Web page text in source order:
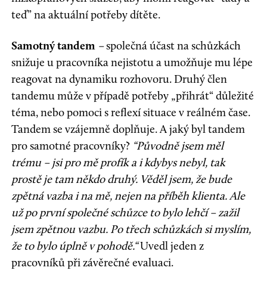
teď” na aktuální potřeby dítěte.
Samotný tandem –společná účast na schůzkách
snižuje u pracovníka nejistotu a umožňuje mu lépe
reagovat na dynamiku rozhovoru. Druhý člen
tandemu může v případě potřeby „přihrát“ důležité
téma, nebo pomoci s reflexí situace v reálném čase.
Tandem se vzájemně doplňuje. A jaký byl tandem
pro samotné pracovníky? “Původně jsem měl
trému – jsi pro mě profík a i kdybys nebyl, tak
prostě je tam někdo druhý. Věděl jsem, že bude
zpětná vazba i na mě, nejen na příběh klienta. Ale
už po první společné schůzce to bylo lehčí – zažil
jsem zpětnou vazbu. Po třech schůzkách si myslím,
že to bylo úplně v pohodě.“Uvedl jeden z
pracovníků při závěrečné evaluaci.